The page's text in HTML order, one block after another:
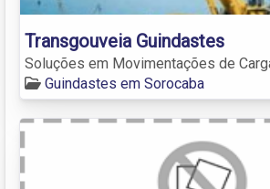
Transgouveia Guindastes
Soluções em Movimentações de
Guindastes em Sorocaba